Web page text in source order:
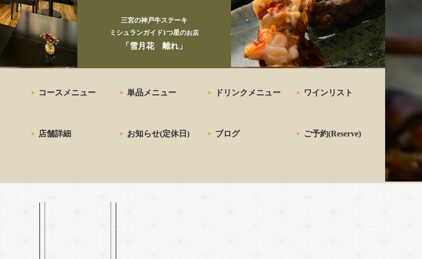
三宮の神戸牛ステーキ
ミシュランガイド1つ星のお店
「雪月花 離れ」
コースメニュー 単品メニュー ドリンクメニュー ワインリスト
店舗詳細 お知らせ(定休日) ブログ ご予約(Reserve)